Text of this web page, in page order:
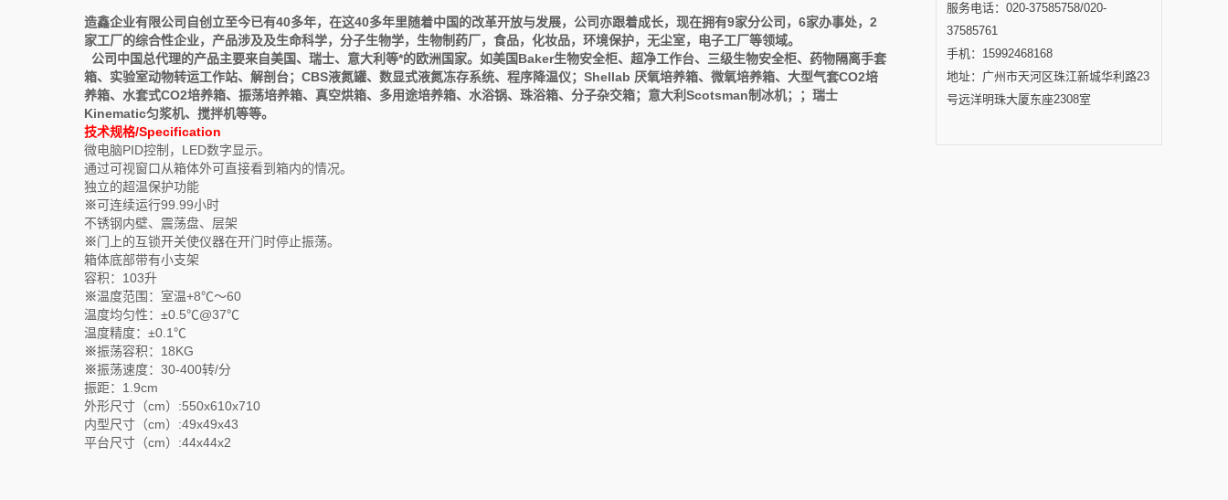
服务电话：020-37585758/020-
37585761
手机：15992468168
地址：广州市天河区珠江新城华利路23
号远洋明珠大厦东座2308室
造鑫企业有限公司自创立至今已有40多年，在这40多年里随着中国的改革开放与发展，公司亦跟着成长，现在拥有9家分公司，6家办事处，2
家工厂的综合性企业，产品涉及及生命科学，分子生物学，生物制药厂，食品，化妆品，环境保护，无尘室，电子工厂等领域。
公司中国总代理的产品主要来自美国、瑞士、意大利等*的欧洲国家。如美国Baker生物安全柜、超净工作台、三级生物安全柜、药物隔离手套
箱、实验室动物转运工作站、解剖台；CBS液氮罐、数显式液氮冻存系统、程序降温仪；Shellab 厌氧培养箱、微氧培养箱、大型气套CO2培
养箱、水套式CO2培养箱、振荡培养箱、真空烘箱、多用途培养箱、水浴锅、珠浴箱、分子杂交箱；意大利Scotsman制冰机；；瑞士
Kinematic匀浆机、搅拌机等等。
技术规格/Specification
微电脑PID控制，LED数字显示。
通过可视窗口从箱体外可直接看到箱内的情况。
独立的超温保护功能
※可连续运行99.99小时
不锈钢内壁、震荡盘、层架
※门上的互锁开关使仪器在开门时停止振荡。
箱体底部带有小支架
容积：103升
※温度范围：室温+8℃～60
温度均匀性：±0.5℃@37℃
温度精度：±0.1℃
※振荡容积：18KG
※振荡速度：30-400转/分
振距：1.9cm
外形尺寸（cm）:550x610x710
内型尺寸（cm）:49x49x43
平台尺寸（cm）:44x44x2